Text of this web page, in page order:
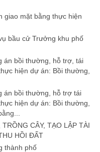
giao mặt bằng thực hiện
bầu cử Trưởng khu phố
án bồi thường, hỗ trợ, tái
hiện dự án: Bồi thường,
án bồi thường, hỗ trợ tái
hiện dự án: Bồi thường,
CÂY, TẠO LẬP TÀI
HỒI ĐẤT
thành phố